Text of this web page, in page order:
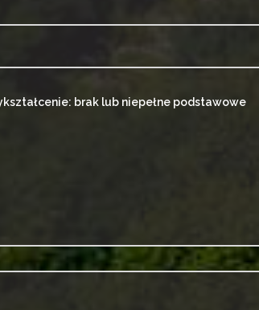
brak lub niepełne podstawowe